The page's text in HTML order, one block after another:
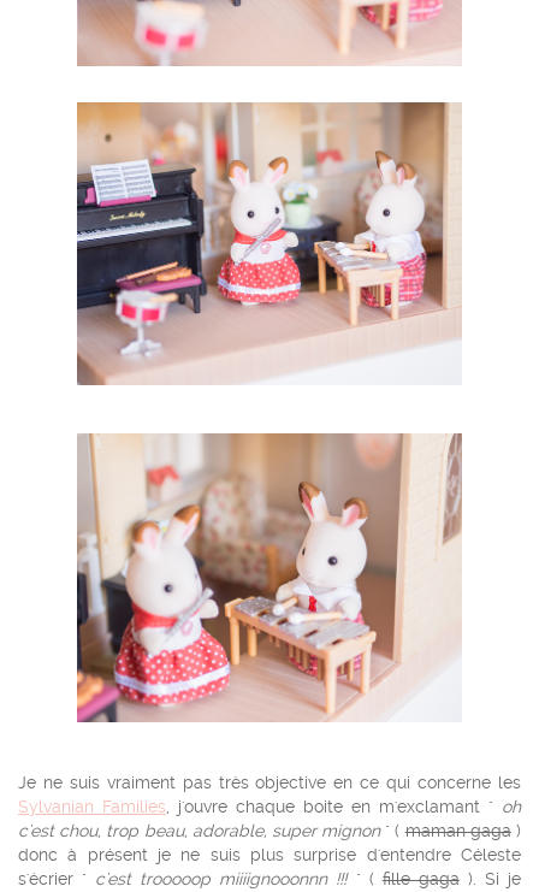
Je ne suis vraiment pas très objective en ce qui concerne les
Sylvanian Families , j'ouvre chaque boite en m'exclamant " oh
c'est chou, trop beau, adorable, super mignon" (maman gaga)
donc à présent je ne suis plus surprise d'entendre Céleste
s'écrier " c'est trooooop miiiignooonnn !!! " (fille gaga). Si je